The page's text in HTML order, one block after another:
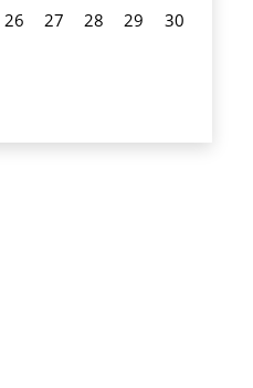
26 27 28 29
30